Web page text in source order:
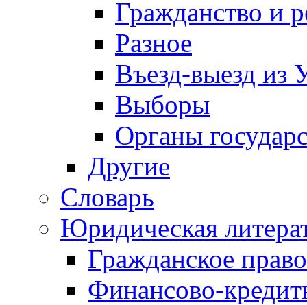
Гражданство и
Разное
Въезд-выезд из
Выборы
Органы
Другие
Словарь
Юридическая
Гражданское право
Финансово-